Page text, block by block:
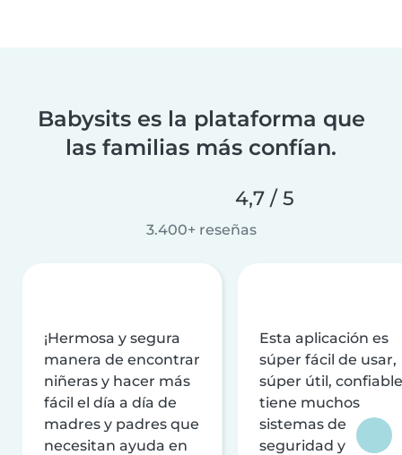
Babysits es la plataforma que
las familias más confían.
4,7 / 5
3.400+ reseñas
¡Hermosa y segura
manera de encontrar
niñeras y hacer más
fácil el día a día de
madres y padres que
necesitan ayuda en
Esta aplicación es
súper fácil de usar,
súper útil,
tiene muchos
sistemas de
seguridad y